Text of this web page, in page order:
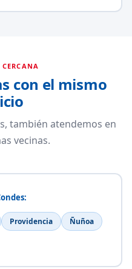
CERCANA
con el mismo
también atendemos en
vecinas.
Providencia
Ñuñoa